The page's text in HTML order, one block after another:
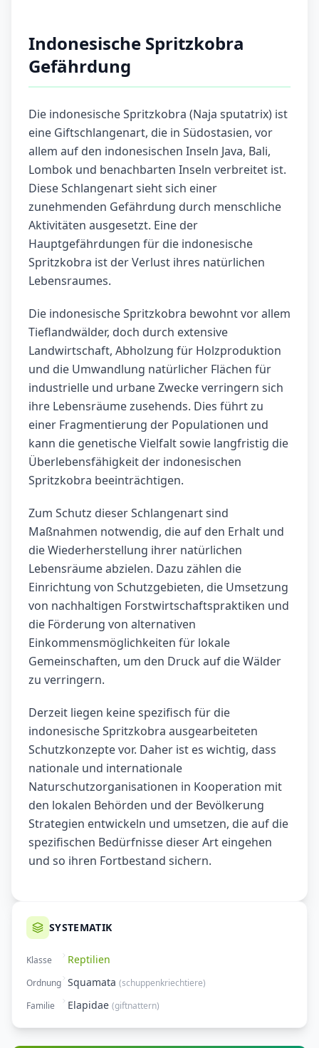
Indonesische Spritzkobra
Gefährdung
Die indonesische Spritzkobra (Naja sputatrix) ist
eine Giftschlangenart, die in Südostasien, vor
allem auf den indonesischen Inseln Java, Bali,
Lombok und benachbarten Inseln verbreitet ist.
Diese Schlangenart sieht sich einer
zunehmenden Gefährdung durch menschliche
Aktivitäten ausgesetzt. Eine der
Hauptgefährdungen für die indonesische
Spritzkobra ist der Verlust ihres natürlichen
Lebensraumes.
Die indonesische Spritzkobra bewohnt vor allem
Tieflandwälder, doch durch extensive
Landwirtschaft, Abholzung für Holzproduktion
und die Umwandlung natürlicher Flächen für
industrielle und urbane Zwecke verringern sich
ihre Lebensräume zusehends. Dies führt zu
einer Fragmentierung der Populationen und
kann die genetische Vielfalt sowie langfristig die
Überlebensfähigkeit der indonesischen
Spritzkobra beeinträchtigen.
Zum Schutz dieser Schlangenart sind
Maßnahmen notwendig, die auf den Erhalt und
die Wiederherstellung ihrer natürlichen
Lebensräume abzielen. Dazu zählen die
Einrichtung von Schutzgebieten, die Umsetzung
von nachhaltigen Forstwirtschaftspraktiken und
die Förderung von alternativen
Einkommensmöglichkeiten für lokale
Gemeinschaften, um den Druck auf die Wälder
zu verringern.
Derzeit liegen keine spezifisch für die
indonesische Spritzkobra ausgearbeiteten
Schutzkonzepte vor. Daher ist es wichtig, dass
nationale und internationale
Naturschutzorganisationen in Kooperation mit
den lokalen Behörden und der Bevölkerung
Strategien entwickeln und umsetzen, die auf die
spezifischen Bedürfnisse dieser Art eingehen
und so ihren Fortbestand sichern.
SYSTEMATIK
Klasse Reptilien
Ordnung Squamata (schuppenkriechtiere)
Familie
Elapidae (giftnattern)